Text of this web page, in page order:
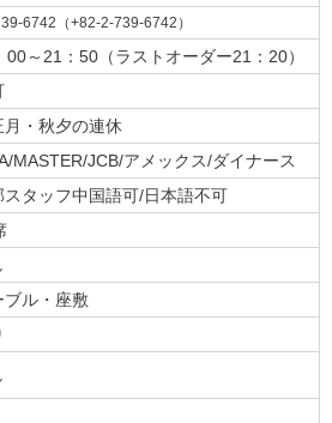
6742（+82-2-739-6742）
00～21：50（ラストオーダー21：20）
月・秋夕の連休
MASTER/JCB/アメックス/ダイナース
スタッフ中国語可/日本語不可
ブル・座敷